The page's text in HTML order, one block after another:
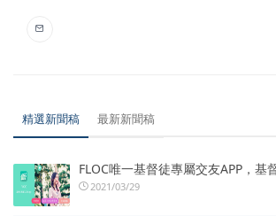
精選新聞稿 最新新聞稿
FLOC唯一基督徒專屬交友APP，基
2021/03/29